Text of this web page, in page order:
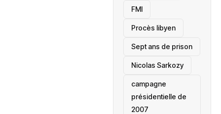
FMI
Procès libyen
Sept ans de prison
Nicolas Sarkozy
campagne
présidentielle de
2007